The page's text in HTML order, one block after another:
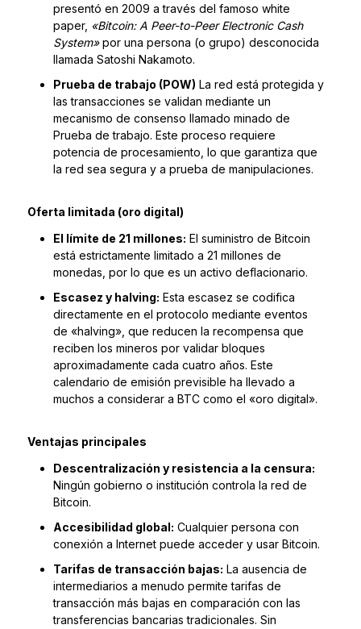
presentó en 2009 a través del famoso white
paper, «Bitcoin: A Peer-to-Peer Electronic Cash
System»por una persona (o grupo) desconocida
llamada Satoshi Nakamoto.
Prueba de trabajo (POW) La red está protegida y
las transacciones se validan mediante un
mecanismo de consenso llamado minado de
Prueba de trabajo. Este proceso requiere
potencia de procesamiento, lo que garantiza que
la red sea segura y a prueba de manipulaciones.
Oferta limitada (oro digital)
El límite de 21 millones: El suministro de Bitcoin
está estrictamente limitado a 21 millones de
monedas, por lo que es un activo deflacionario.
Escasez y halving: Esta escasez se codifica
directamente en el protocolo mediante eventos
de «halving», que reducen la recompensa que
reciben los mineros por validar bloques
aproximadamente cada cuatro años. Este
calendario de emisión previsible ha llevado a
muchos a considerar a BTC como el «oro digital».
Ventajas principales
Descentralización y resistencia a la censura:
Ningún gobierno o institución controla la red de
Bitcoin.
Accesibilidad global: Cualquier persona con
conexión a Internet puede acceder y usar Bitcoin.
Tarifas de transacción bajas: La ausencia de
intermediarios a menudo permite tarifas de
transacción más bajas en comparación con las
transferencias bancarias tradicionales. Sin